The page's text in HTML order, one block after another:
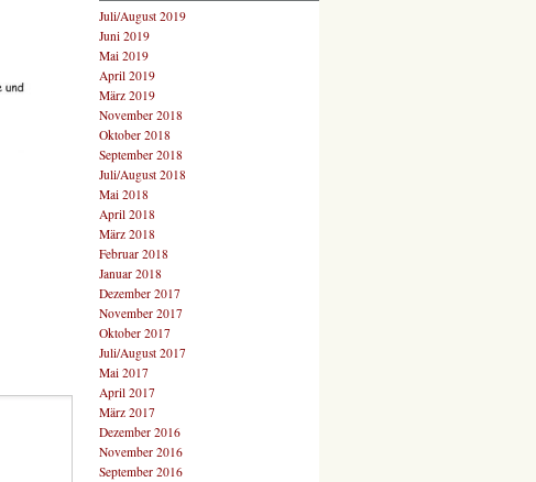
Juli/August 2019
Juni 2019
Mai 2019
April 2019
März 2019
November 2018
Oktober 2018
September 2018
Juli/August 2018
Mai 2018
April 2018
März 2018
Februar 2018
Januar 2018
Dezember 2017
November 2017
Oktober 2017
Juli/August 2017
Mai 2017
April 2017
März 2017
Dezember 2016
November 2016
September 2016